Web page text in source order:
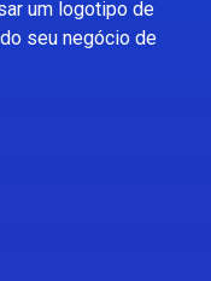
um logotipo de
seu negócio de